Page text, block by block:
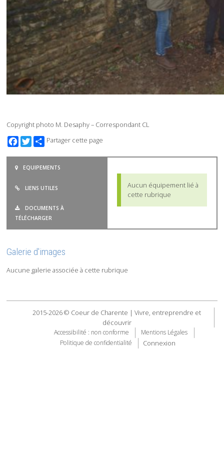
Copyright photo M. Desaphy – Correspondant CL
Facebook
TwitterPartager cette page
EQUIPEMENTS
LIENS UTILES
DOCUMENTS À
TÉLÉCHARGER
Aucun équipement lié à
cette rubrique
Galerie d'images
Aucune galerie associée à cette rubrique
2015-2026 © Coeur de Charente | Vivre, entreprendre et
découvrir
Accessibilité : non conforme
Mentions Légales
Politique de confidentialité
Connexion